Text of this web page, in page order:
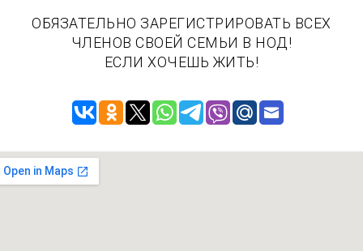
ОБЯЗАТЕЛЬНО ЗАРЕГИСТРИРОВАТЬ ВСЕХ
ЧЛЕНОВ СВОЕЙ СЕМЬИ В НОД!
ЕСЛИ ХОЧЕШЬ ЖИТЬ!